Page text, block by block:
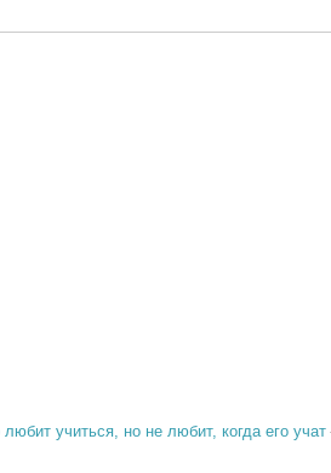
учиться, но не любит, когда его учат